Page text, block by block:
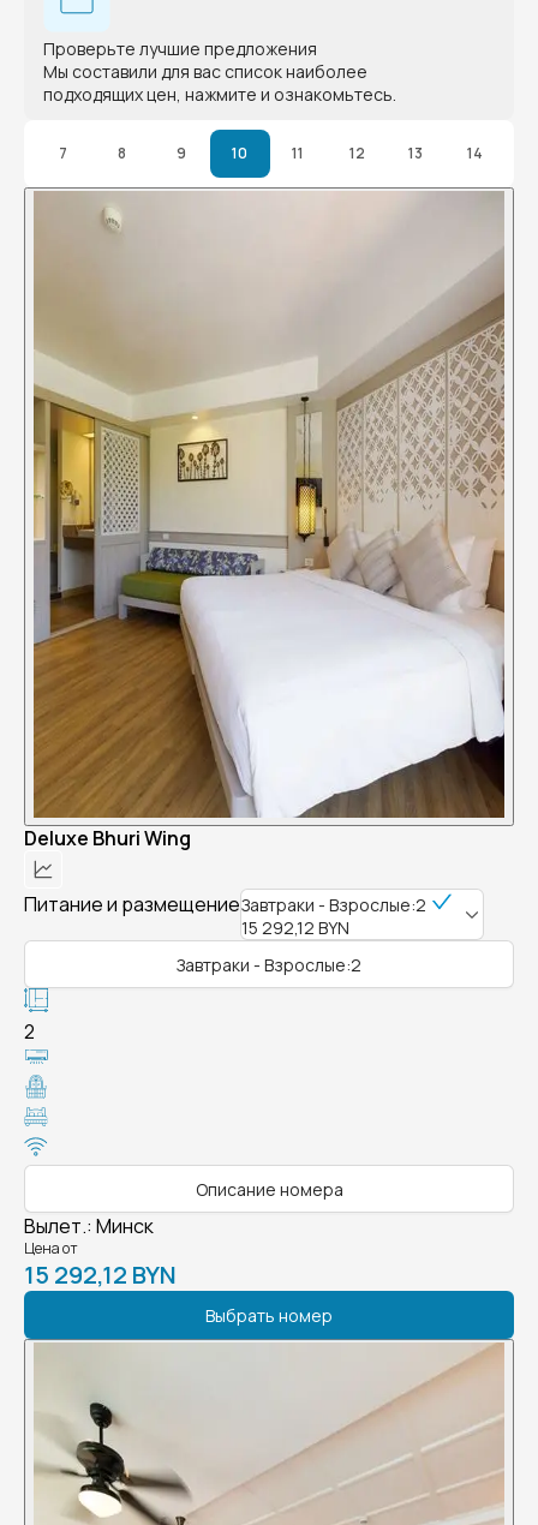
Проверьте лучшие предложения
Мы составили для вас список наиболее
подходящих цен, нажмите и ознакомьтесь.
7 8 9 10 11 12 13 14
Deluxe Bhuri Wing
Питание и размещениеЗавтраки - Взрослые:2
15 292,12 BYN
Завтраки - Взрослые:2
2
Описание номера
Вылет.: Минск
Цена от
15 292,12 BYN
Выбрать номер